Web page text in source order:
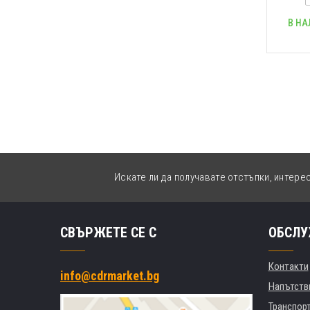
В
Искате ли да получавате отстъпки,
СВЪРЖЕТЕ СЕ С
info@cdrmarket.bg
Контакти